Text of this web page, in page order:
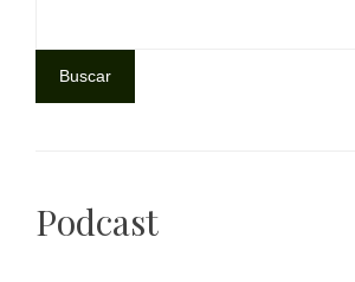
Buscar
Podcast